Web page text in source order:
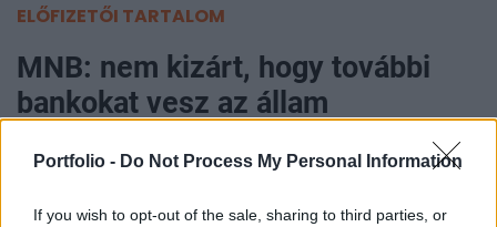
Portfolio - Do Not Process My Personal Information
If you wish to opt-out of the sale, sharing to third parties, or
ELŐFIZETŐI TARTALOM
MNB: nem kizárt, hogy további
bankokat vesz az állam
Portfolio